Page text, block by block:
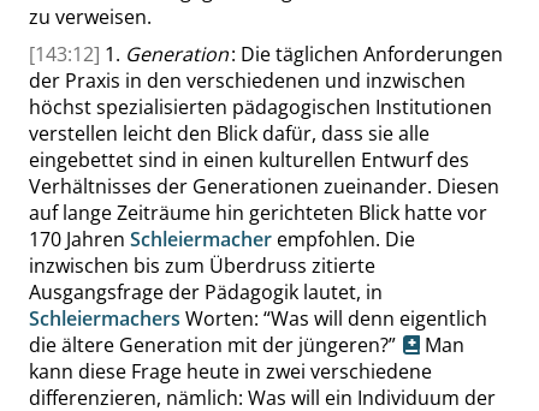
zu verweisen.
[143:12] 1. Generation: Die täglichen Anforderungen
der Praxis in den verschiedenen und inzwischen
höchst spezialisierten pädagogischen Institutionen
verstellen leicht den Blick dafür, dass sie alle
eingebettet sind in einen kulturellen Entwurf des
Verhältnisses der Generationen zueinander. Diesen
auf lange Zeiträume hin gerichteten Blick hatte vor
170 Jahren Schleiermacher empfohlen. Die
inzwischen bis zum Überdruss zitierte
Ausgangsfrage der Pädagogik lautet, in
Schleiermachers Worten: “Was will denn eigentlich
die ältere Generation mit der jüngeren?”
Man
kann diese Frage heute in zwei verschiedene
differenzieren, nämlich: Was will ein Individuum der